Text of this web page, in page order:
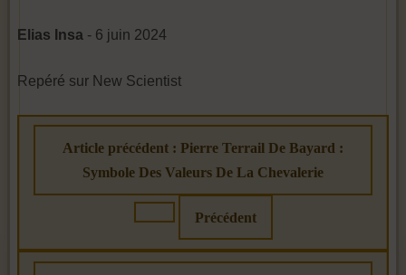
Elias Insa - 6 juin 2024
Repéré sur New Scientist
Article précédent : Pierre Terrail De Bayard :
Symbole Des Valeurs De La Chevalerie
Précédent